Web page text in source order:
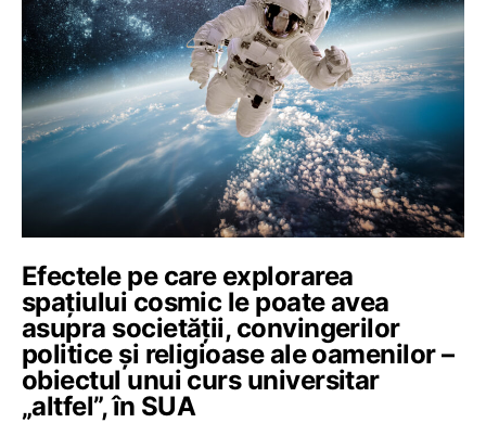
Efectele pe care explorarea
spațiului cosmic le poate avea
asupra societății, convingerilor
politice și religioase ale oamenilor –
obiectul unui curs universitar
„altfel”, în SUA